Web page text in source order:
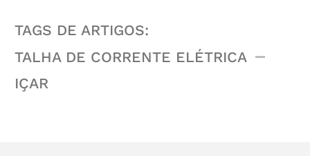
TAGS DE ARTIGOS:
TALHA DE CORRENTE ELÉTRICA
IÇAR